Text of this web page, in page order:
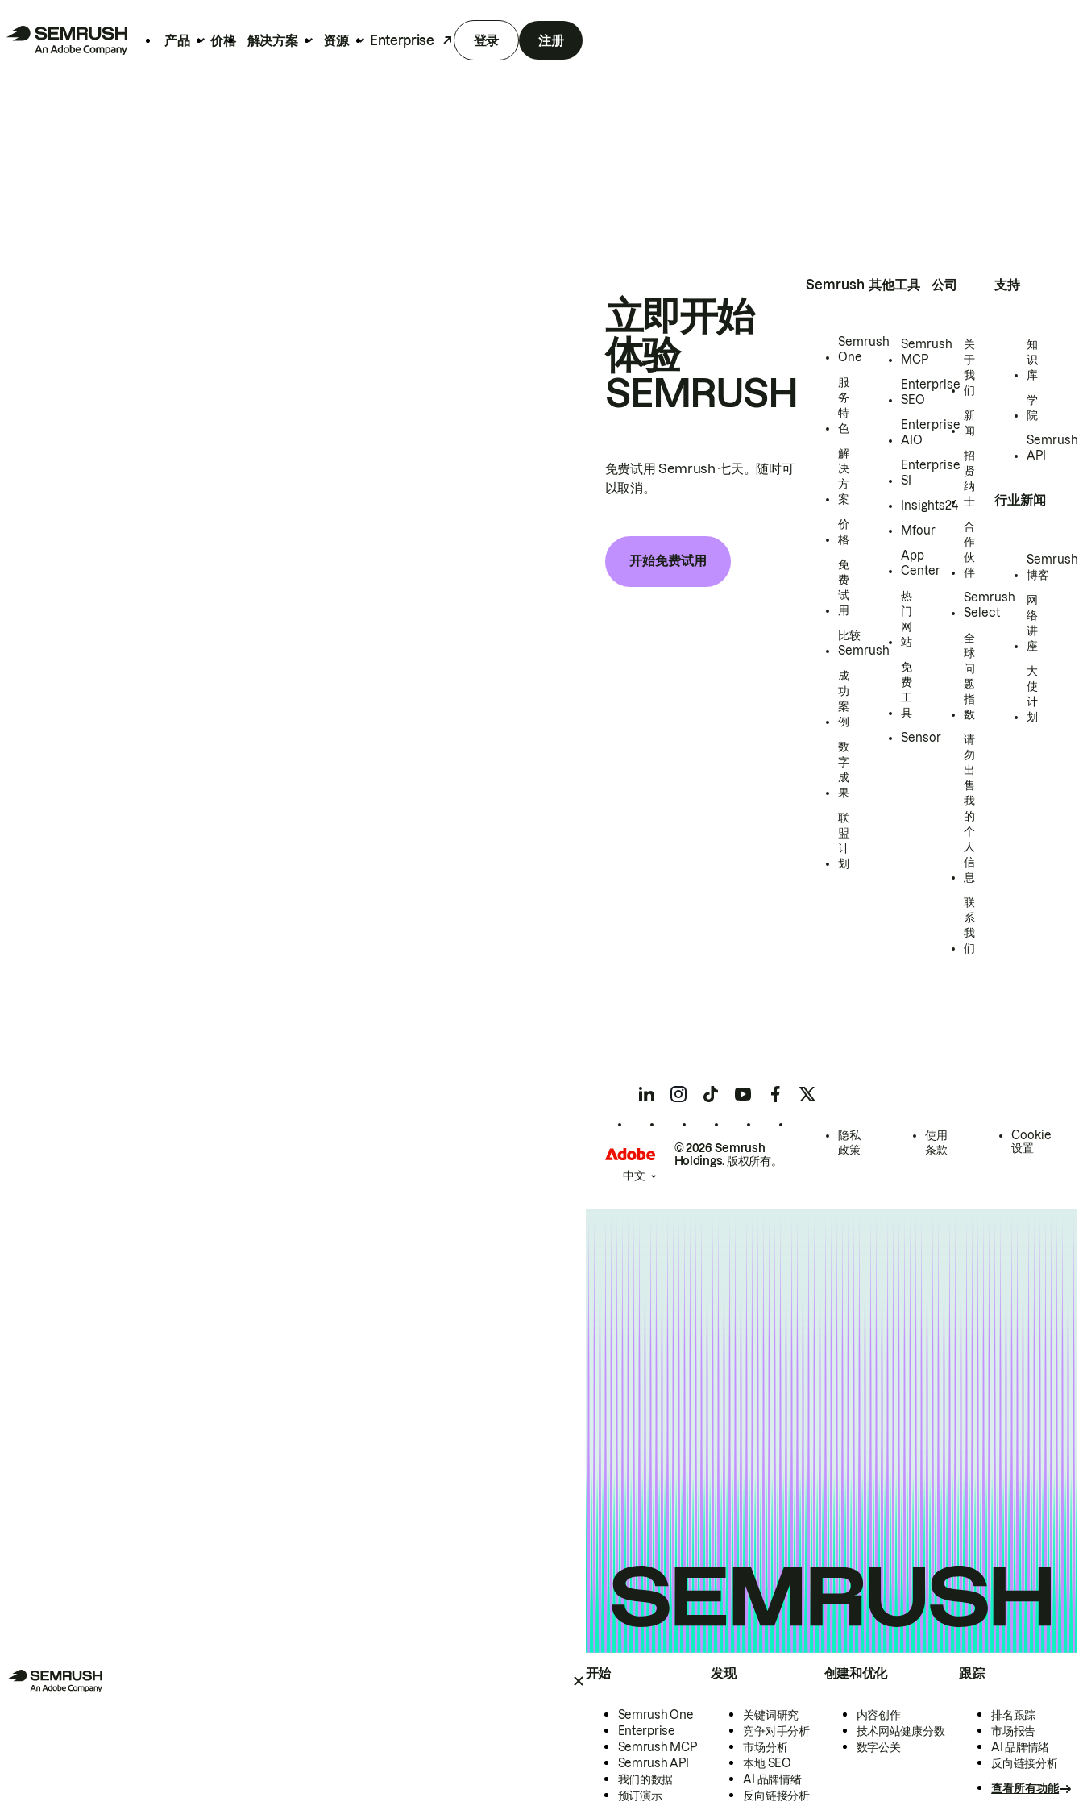
产品 价格 解决方案 资源 Enterprise 登录 注册
开始
Semrush One
Enterprise
Semrush MCP
Semrush API
我们的数据
预订演示
发现
关键词研究
竞争对手分析
市场分析
本地 SEO
AI 品牌情绪
反向链接分析
创建和优化
内容创作
技术网站健康分数
数字公关
跟踪
排名跟踪
市场报告
AI 品牌情绪
反向链接分析
查看所有功能
立即开始
体验
SEMRUSH
免费试用 Semrush 七天。随时可
以取消。
开始免费试用
Semrush
Semrush
One
服
务
特
色
解
决
方
案
价
格
免
费
试
用
比较
Semrush
成
功
案
例
数
字
成
果
联
盟
计
划
其他工具
Semrush
MCP
Enterprise
SEO
Enterprise
AIO
Enterprise
SI
Insights24
Mfour
App
Center
热
门
网
站
免
费
工
具
Sensor
公司
关
于
我
们
新
闻
招
贤
纳
士
合
作
伙
伴
Semrush
Select
全
球
问
题
指
数
请
勿
出
售
我
的
个
人
信
息
联
系
我
们
支持
知
识
库
学
院
Semrush
API
行业新闻
Semrush
博客
网
络
讲
座
大
使
计
划
© 2026 Semrush
Holdings. 版权所有。
隐私
政策
使用
条款
Cookie
设置
中文